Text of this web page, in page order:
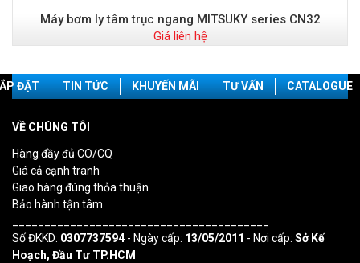
Máy bơm ly tâm trục ngang MITSUKY series CN32
Giá liên hệ
ĐẶT TIN TỨC KHUYẾN MÃI TƯ VẤN CATALOGUE
VỀ CHÚNG TÔI
Hàng đầy đủ CO/CQ
Giá cả cạnh tranh
Giao hàng đúng thỏa thuận
Bảo hành tận tâm
Số ĐKKD: 0307737594- Ngày cấp: 13/05/2011 - Nơi cấp: Sở Kế
Hoạch, Đầu Tư TP.HCM